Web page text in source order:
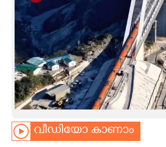
SPIRITUAL
INFO+
ART
ASTRO
വീഡിയോ കാണാം